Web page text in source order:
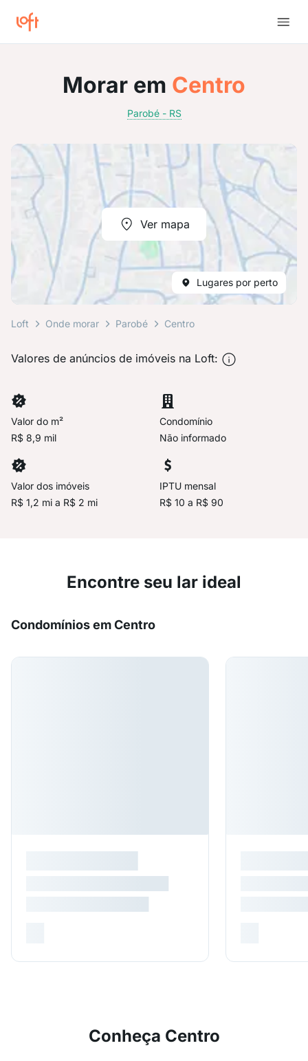
Morar em Centro
Parobé - RS
Ver mapa
Lugares por perto
Loft Onde morar Parobé Centro
Valores de anúncios de imóveis na Loft:
Valor do m²
R$ 8,9 mil
Condomínio
Não informado
Valor dos imóveis
R$ 1,2 mi a R$ 2 mi
IPTU mensal
R$ 10 a R$ 90
Encontre seu lar ideal
Condomínios em Centro
Conheça Centro